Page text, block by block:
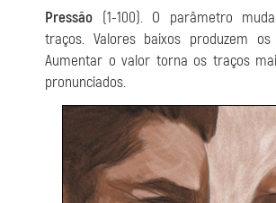
Pressão (1-100). O parâmetro
traços. Valores baixos produzem
Aumentar o valor torna os traços
pronunciados.